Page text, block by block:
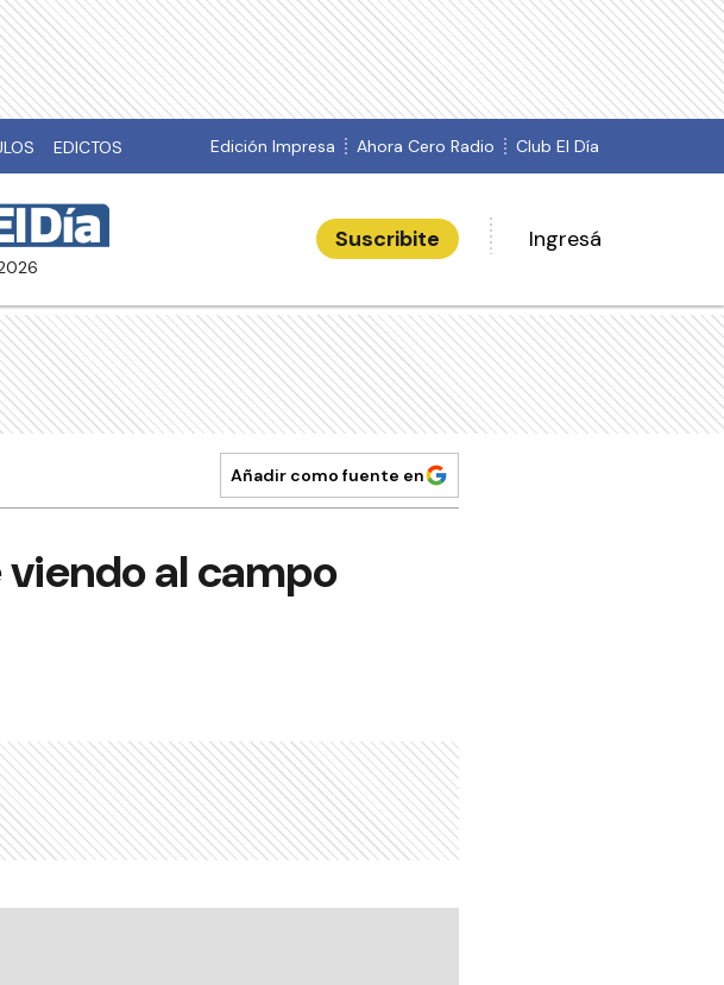
EDICTOS Edición Impresa Ahora Cero Radio Club El Día
Suscribite Ingresá
Añadir como fuente en
al campo